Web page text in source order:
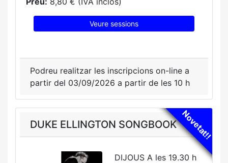
Veure sessions
Podreu realitzar les inscripcions on-line a
partir del 03/09/2026 a partir de les 10 h
Novetat!!
DUKE ELLINGTON SONGBOOK
DIJOUS A les 19.30 h